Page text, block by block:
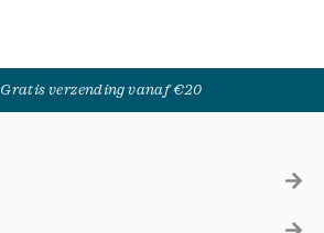
Gratis verzending vanaf €20